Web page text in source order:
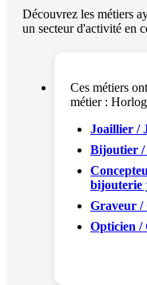
Découvrez les métiers
un secteur d'activité en
Ces métiers
métier :
Joaillier /
Bijoutier
bijouterie
Graveur /
Opticien /